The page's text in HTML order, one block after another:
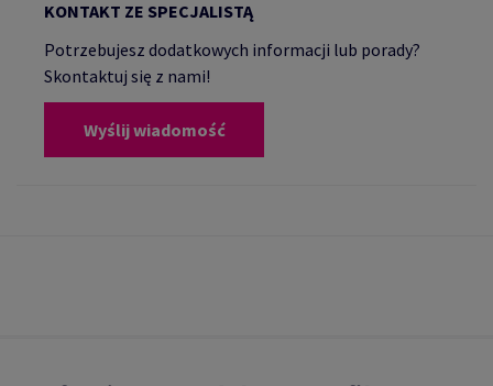
KONTAKT ZE SPECJALISTĄ
Potrzebujesz dodatkowych informacji lub porady?
Skontaktuj się z nami!
Wyślij wiadomość